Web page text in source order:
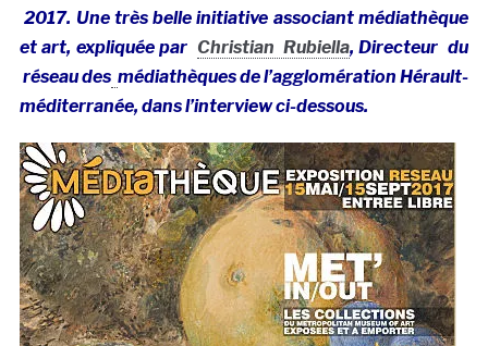
2017. Une très belle initiative associant médiathèque
et art, expliquée par Christian Rubiella, Directeur du
réseau des médiathèques de l’agglomération Hérault-
méditerranée, dans l’interview ci-dessous.